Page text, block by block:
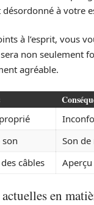
à votre
à l’esprit, vous
non seulement
agréable.
son
Son
câbles
en